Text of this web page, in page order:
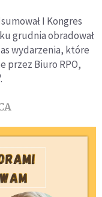
I Kongres
grudnia obradował
wydarzenia, które
przez Biuro RPO,